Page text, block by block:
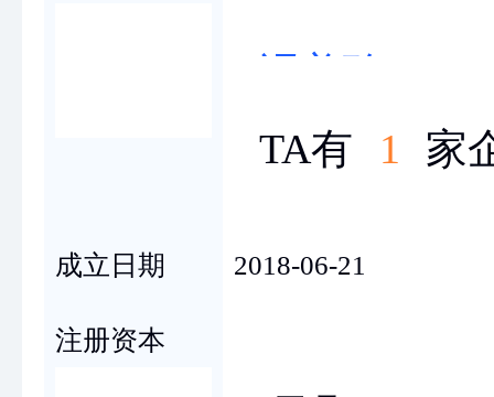
TA有
1 家
成立日期 2018-06-21
注册资本